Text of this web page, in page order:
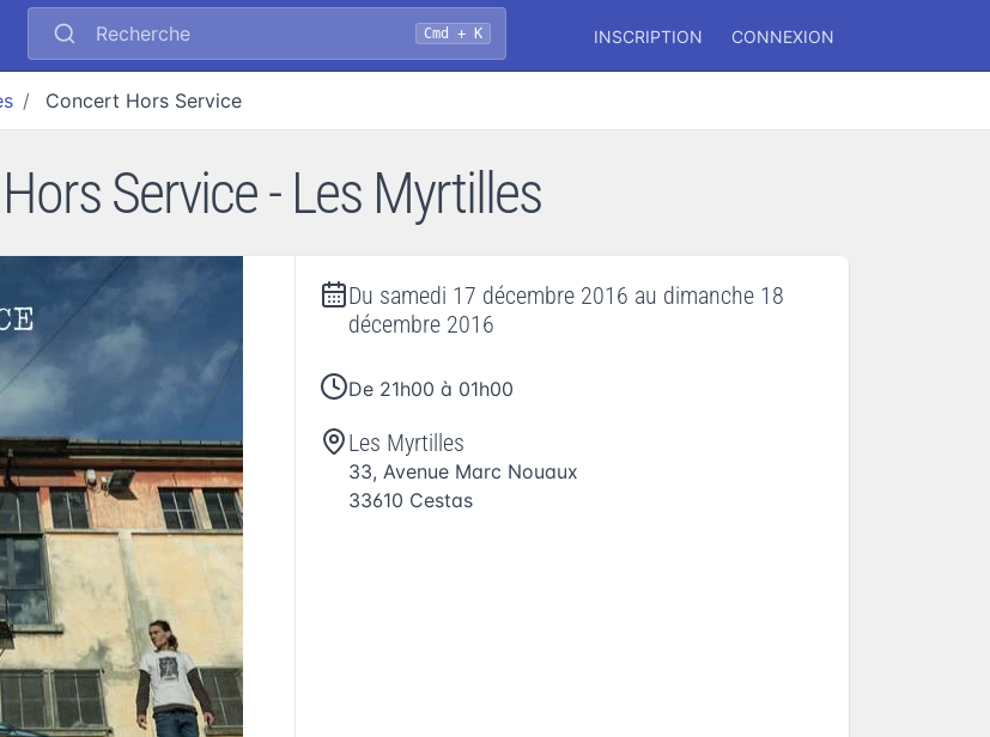
Recherche Cmd + K INSCRIPTION CONNEXION
Concert Hors Service
Service - Les Myrtilles
Du samedi 17 décembre 2016 au dimanche 18
décembre 2016
De 21h00 à 01h00
Les Myrtilles
33, Avenue Marc Nouaux
33610 Cestas